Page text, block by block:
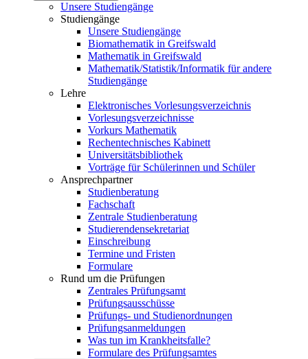
Unsere Studiengänge
Studiengänge
Unsere Studiengänge
Biomathematik in Greifswald
Mathematik in Greifswald
Mathematik/Statistik/Informatik für andere
Studiengänge
Lehre
Elektronisches Vorlesungsverzeichnis
Vorlesungsverzeichnisse
Vorkurs Mathematik
Rechentechnisches Kabinett
Universitätsbibliothek
Vorträge für Schülerinnen und Schüler
Ansprechpartner
Studienberatung
Fachschaft
Zentrale Studienberatung
Studierendensekretariat
Einschreibung
Termine und Fristen
Formulare
Rund um die Prüfungen
Zentrales Prüfungsamt
Prüfungsausschüsse
Prüfungs- und Studienordnungen
Prüfungsanmeldungen
Was tun im Krankheitsfalle?
Formulare des Prüfungsamtes